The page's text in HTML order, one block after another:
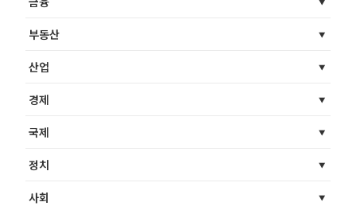
부동산
산업
경제
국제
정치
사회